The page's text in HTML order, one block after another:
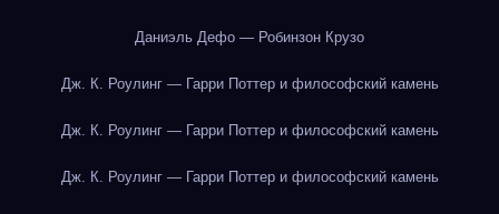
Даниэль Дефо — Робинзон Крузо
Дж. К. Роулинг — Гарри Поттер и философский камень
Дж. К. Роулинг — Гарри Поттер и философский камень
Дж. К. Роулинг — Гарри Поттер и философский камень